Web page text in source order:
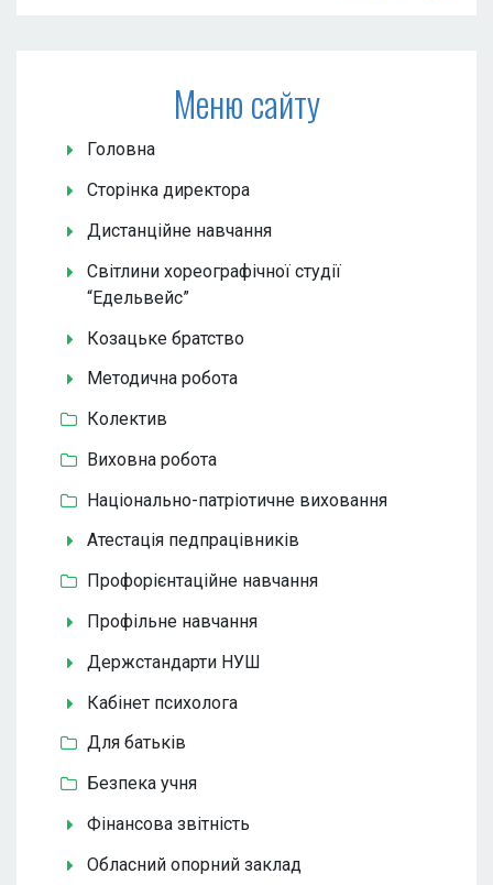
Меню сайту
Головна
Сторінка директора
Дистанційне навчання
Світлини хореографічної студії
“Едельвейс”
Козацьке братство
Методична робота
Колектив
Виховна робота
Національно-патріотичне виховання
Атестація педпрацівників
Профорієнтаційне навчання
Профільне навчання
Держстандарти НУШ
Кабінет психолога
Для батьків
Безпека учня
Фінансова звітність
Обласний опорний заклад